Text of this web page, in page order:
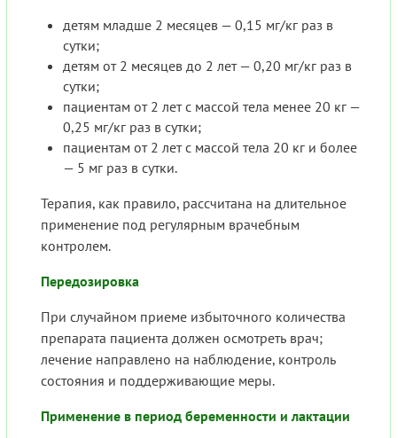
детям младше 2 месяцев — 0,15 мг/кг раз в
сутки;
детям от 2 месяцев до 2 лет — 0,20 мг/кг раз в
сутки;
пациентам от 2 лет с массой тела менее 20 кг —
0,25 мг/кг раз в сутки;
пациентам от 2 лет с массой тела 20 кг и более
— 5 мг раз в сутки.
Терапия, как правило, рассчитана на длительное
применение под регулярным врачебным
контролем.
Передозировка
При случайном приеме избыточного количества
препарата пациента должен осмотреть врач;
лечение направлено на наблюдение, контроль
состояния и поддерживающие меры.
Применение в период беременности и лактации